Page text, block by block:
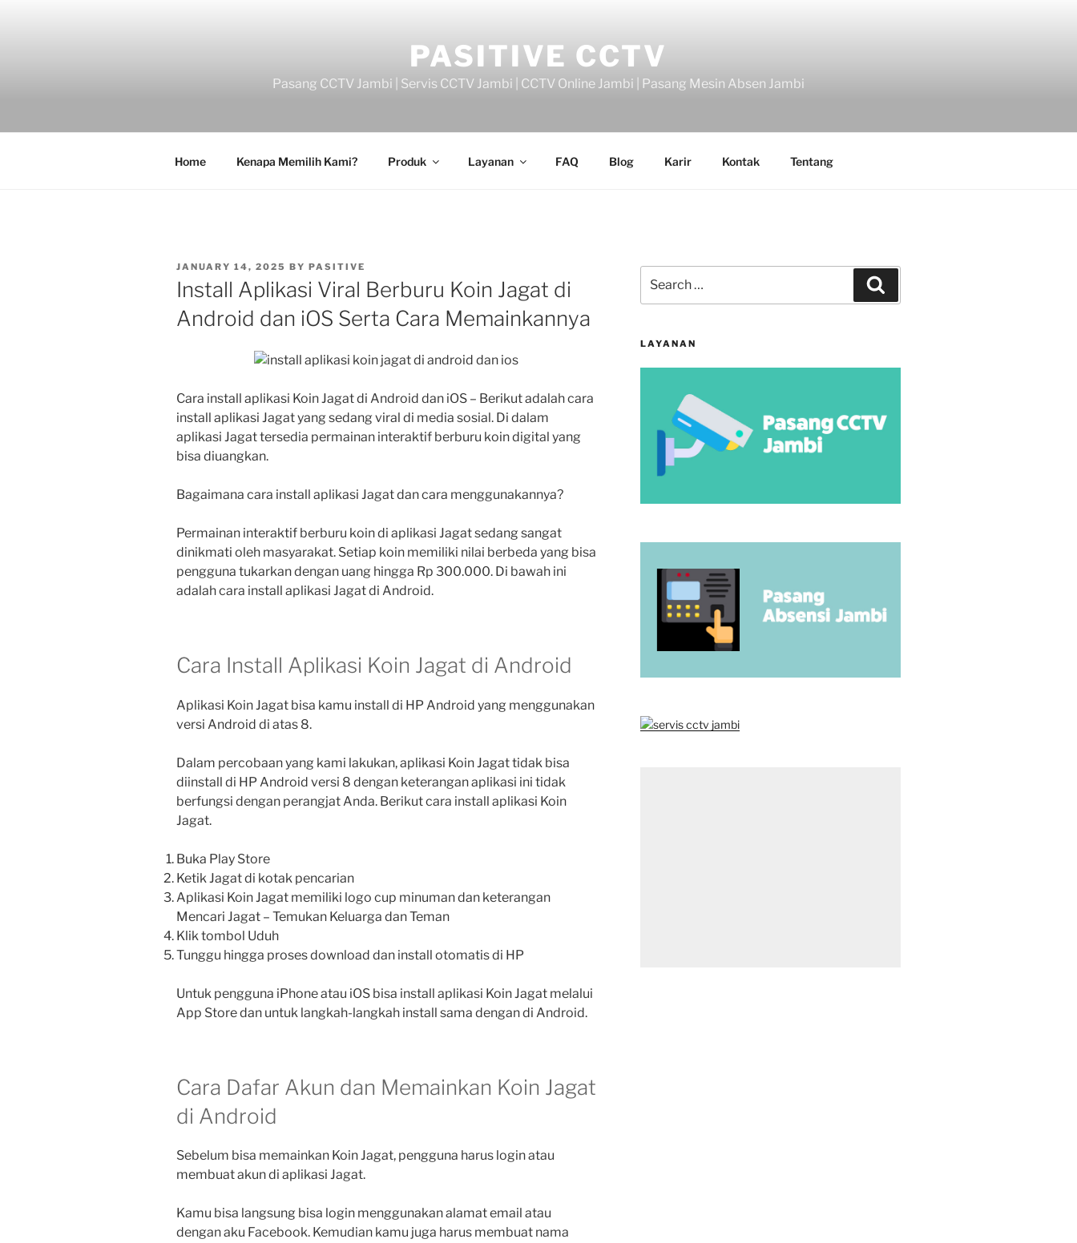
PASITIVE CCTV
Pasang CCTV Jambi | Servis CCTV Jambi | CCTV Online Jambi | Pasang Mesin Absen Jambi
Home Kenapa Memilih Kami? Produk Layanan FAQ Blog Karir Kontak Tentang
POSTED
ON
JANUARY 14, 2025 BY PASITIVE
Install Aplikasi Viral Berburu Koin Jagat di
Android dan iOS Serta Cara Memainkannya
Cara install aplikasi Koin Jagat di Android dan iOS – Berikut adalah cara
install aplikasi Jagat yang sedang viral di media sosial. Di dalam
aplikasi Jagat tersedia permainan interaktif berburu koin digital yang
bisa diuangkan.
Bagaimana cara install aplikasi Jagat dan cara menggunakannya?
Permainan interaktif berburu koin di aplikasi Jagat sedang sangat
dinikmati oleh masyarakat. Setiap koin memiliki nilai berbeda yang bisa
pengguna tukarkan dengan uang hingga Rp 300.000. Di bawah ini
adalah cara install aplikasi Jagat di Android.
Cara Install Aplikasi Koin Jagat di Android
Aplikasi Koin Jagat bisa kamu install di HP Android yang menggunakan
versi Android di atas 8.
Dalam percobaan yang kami lakukan, aplikasi Koin Jagat tidak bisa
diinstall di HP Android versi 8 dengan keterangan aplikasi ini tidak
berfungsi dengan perangjat Anda. Berikut cara install aplikasi Koin
Jagat.
Buka Play Store
Ketik Jagat di kotak pencarian
Aplikasi Koin Jagat memiliki logo cup minuman dan keterangan
Mencari Jagat – Temukan Keluarga dan Teman
Klik tombol Uduh
Tunggu hingga proses download dan install otomatis di HP
Untuk pengguna iPhone atau iOS bisa install aplikasi Koin Jagat melalui
App Store dan untuk langkah-langkah install sama dengan di Android.
Cara Dafar Akun dan Memainkan Koin Jagat
di Android
Sebelum bisa memainkan Koin Jagat, pengguna harus login atau
membuat akun di aplikasi Jagat.
Kamu bisa langsung bisa login menggunakan alamat email atau
dengan aku Facebook. Kemudian kamu juga harus membuat nama
for:
LAYANAN